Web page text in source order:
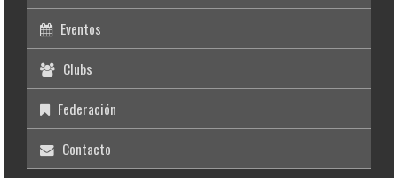
Eventos
Clubs
Federación
Contacto